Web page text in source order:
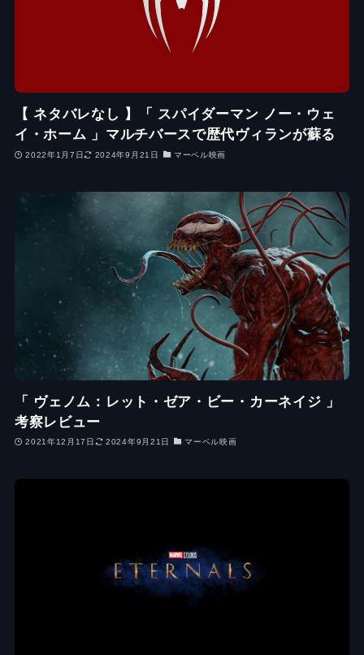
【 ネタバレなし 】「 スパイダーマン ノー・ウェ
イ・ホーム 」マルチバースで歴代ヴィランが蘇る
2022年1月7日 2024年9月21日 マーベル映画
「 ヴェノム：レット・ゼア・ビー・カーネイジ 」
考察レビュー
2021年12月17日 2024年9月21日 マーベル映画